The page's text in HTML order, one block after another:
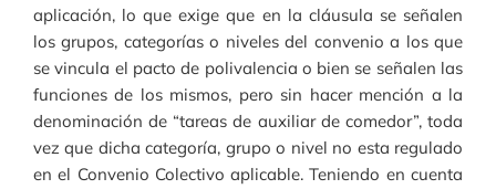
aplicación, lo que exige que en la cláusula se señalen
los grupos, categorías o niveles del convenio a los que
se vincula el pacto de polivalencia o bien se señalen las
funciones de los mismos, pero sin hacer mención a la
denominación de “tareas de auxiliar de comedor”, toda
vez que dicha categoría, grupo o nivel no esta regulado
en el Convenio Colectivo aplicable. Teniendo en cuenta